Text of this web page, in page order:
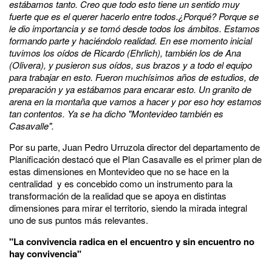
estábamos tanto. Creo que todo esto tiene un sentido muy
fuerte que es el querer hacerlo entre todos.¿Porqué? Porque se
le dio importancia y se tomó desde todos los ámbitos. Estamos
formando parte y haciéndolo realidad. En ese momento inicial
tuvimos los oídos de Ricardo (Ehrlich), también los de Ana
(Olivera), y pusieron sus oídos, sus brazos y a todo el equipo
para trabajar en esto. Fueron muchísimos años de estudios, de
preparación y ya estábamos para encarar esto. Un granito de
arena en la montaña que vamos a hacer y por eso hoy estamos
tan contentos. Ya se ha dicho "Montevideo también es
Casavalle".
Por su parte, Juan Pedro Urruzola director del departamento de
Planificación destacó que el Plan Casavalle es el primer plan de
estas dimensiones en Montevideo que no se hace en la
centralidad y es concebido como un instrumento para la
transformación de la realidad que se apoya en distintas
dimensiones para mirar el territorio, siendo la mirada integral
uno de sus puntos más relevantes.
"La convivencia radica en el encuentro y sin encuentro no
hay convivencia"